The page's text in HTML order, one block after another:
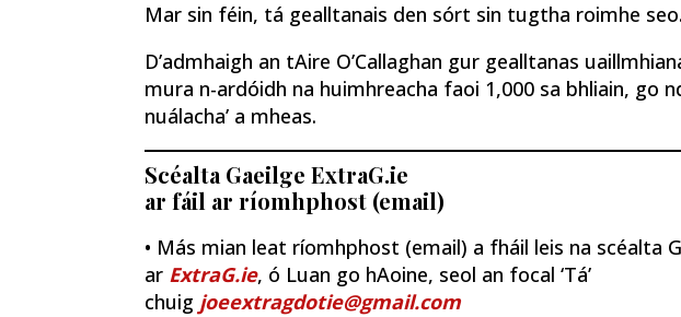
Mar sin féin, tá gealltanais den sórt sin tugtha roimhe seo.
D’admhaigh an tAire O’Callaghan gur gealltanas
mura n-ardóidh na huimhreacha faoi 1,000 sa bhliain, go
nuálacha’ a mheas.
Scéalta Gaeilge ExtraG.ie
ar fáil ar ríomhphost (email)
• Más mian leat ríomhphost (email) a fháil leis na scéalta
ar ExtraG.ie, ó Luan go hAoine, seol an focal ‘Tá’
chuig joeextragdotie@gmail.com